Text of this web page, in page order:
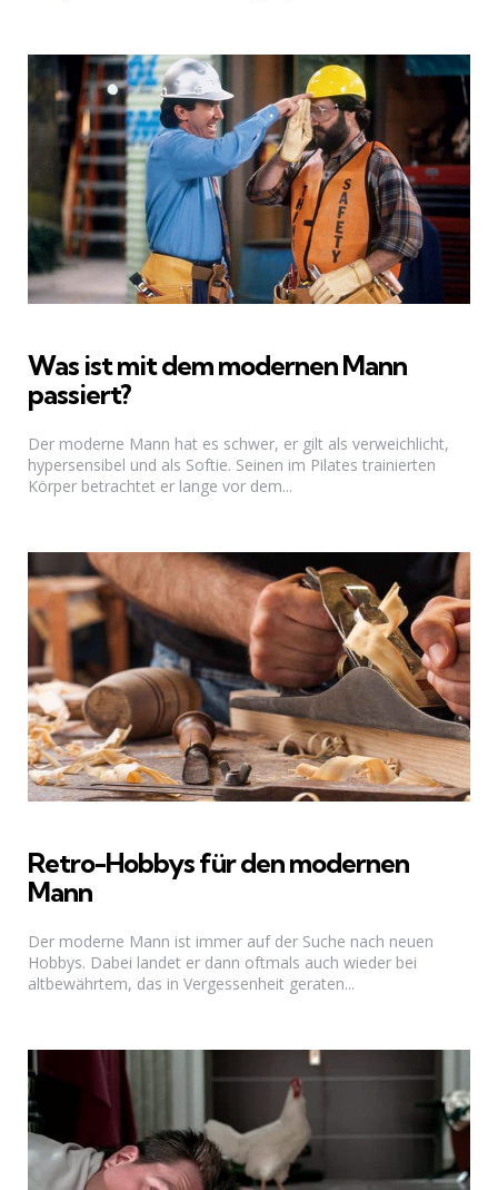
Was ist mit dem modernen Mann
passiert?
Der moderne Mann hat es schwer, er gilt als verweichlicht,
hypersensibel und als Softie. Seinen im Pilates trainierten
Körper betrachtet er lange vor dem...
Retro-Hobbys für den modernen
Mann
Der moderne Mann ist immer auf der Suche nach neuen
Hobbys. Dabei landet er dann oftmals auch wieder bei
altbewährtem, das in Vergessenheit geraten...